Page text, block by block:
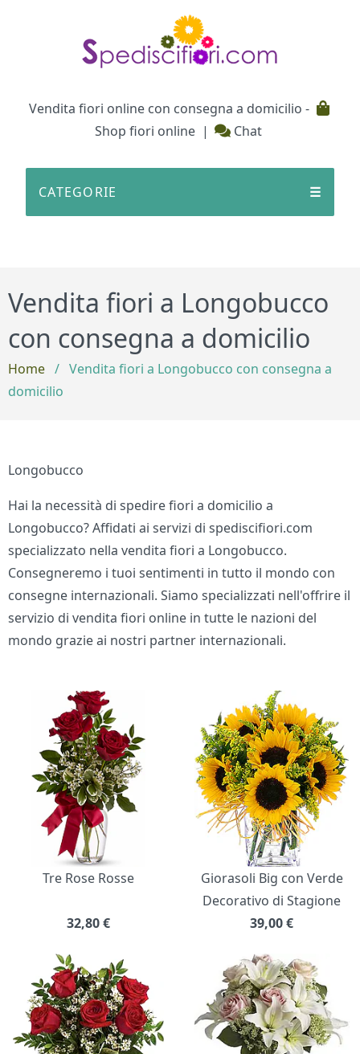
Vendita fiori online con consegna a domicilio -
Shop fiori online | Chat
CATEGORIE ☰
Vendita fiori a Longobucco
con consegna a domicilio
Home / Vendita fiori a Longobucco con consegna a
domicilio
Longobucco
Hai la necessità di spedire fiori a domicilio a
Longobucco? Affidati ai servizi di spediscifiori.com
specializzato nella vendita fiori a Longobucco.
Consegneremo i tuoi sentimenti in tutto il mondo con
consegne internazionali. Siamo specializzati nell'offrire il
servizio di vendita fiori online in tutte le nazioni del
mondo grazie ai nostri partner internazionali.
Bouquet di fiori
Tre Rose Rosse
32,80€
Giorasoli Big con Verde
Decorativo di Stagione
39,00€